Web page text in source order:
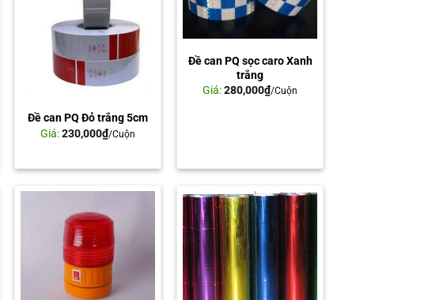
Đề can PQ Đỏ trắng 5cm
Giá:230,000₫/Cuộn
Đề can PQ sọc caro Xanh
trắng
Giá:280,000₫/Cuộn